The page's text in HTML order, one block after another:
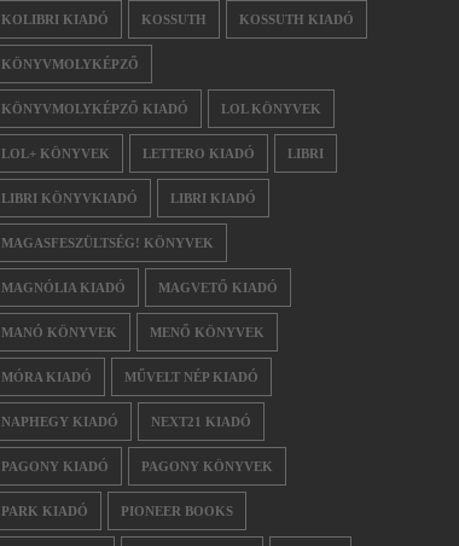
KOLIBRI KIADÓ KOSSUTH KOSSUTH KIADÓ
KÖNYVMOLYKÉPZŐ
KÖNYVMOLYKÉPZŐ KIADÓ LOL KÖNYVEK
LOL+ KÖNYVEK LETTERO KIADÓ LIBRI
LIBRI KÖNYVKIADÓ LIBRI KIADÓ
MAGASFESZÜLTSÉG! KÖNYVEK
MAGNÓLIA KIADÓ MAGVETŐ KIADÓ
MANÓ KÖNYVEK MENŐ KÖNYVEK
MÓRA KIADÓ MŰVELT NÉP KIADÓ
NAPHEGY KIADÓ NEXT21 KIADÓ
PAGONY KIADÓ PAGONY KÖNYVEK
PARK KIADÓ PIONEER BOOKS